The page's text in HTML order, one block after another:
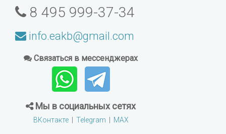
8 495 999-37-34
info.eakb@gmail.com
Связаться в мессенджерах
Мы в социальных сетях
ВКонтакте| Telegram | MAX